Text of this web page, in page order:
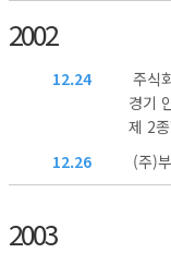
2002
12.24
주식
경기
제 2
12.26
(주)
2003